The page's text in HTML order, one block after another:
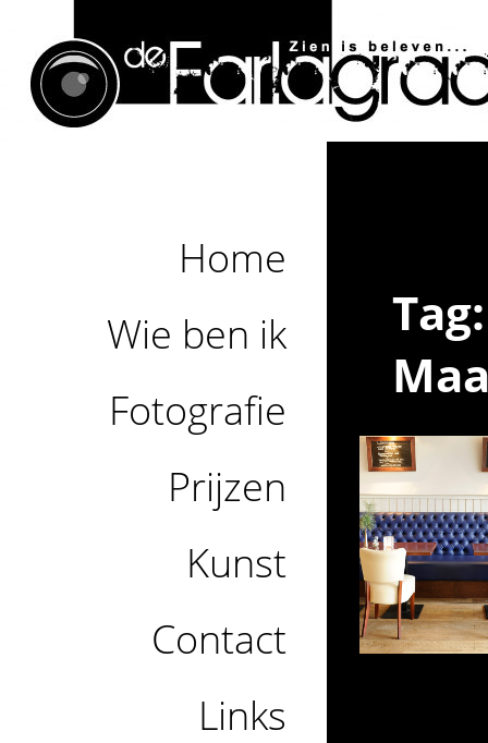
Home
Wie ben ik
Fotografie
Prijzen
Kunst
Contact
Links